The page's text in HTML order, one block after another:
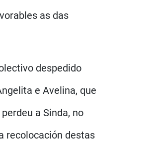
as das
despedido
e Avelina, que
a Sinda, no
recolocación destas